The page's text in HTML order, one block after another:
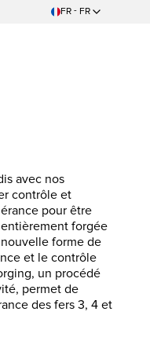
FR - FR
avec nos
contrôle et
pour être
forgée
forme de
et le contrôle
un procédé
permet de
des fers 3, 4 et